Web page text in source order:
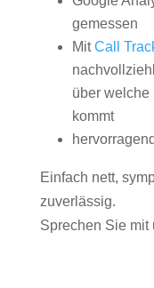
gemessen
MitCall
über welche
kommt
Einfach nett,
zuverlässig.
Sprechen Sie mit